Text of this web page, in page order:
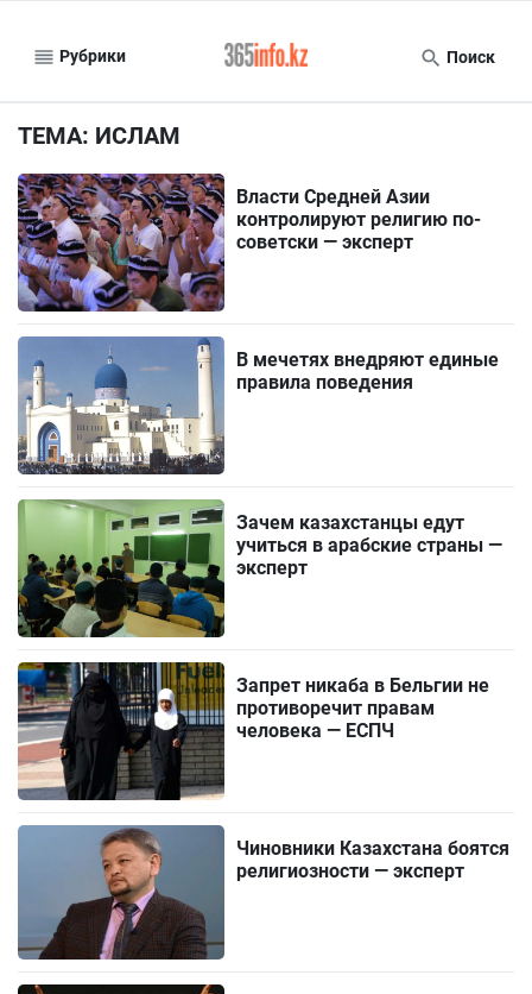
Рубрики Поиск
ТЕМА: ИСЛАМ
Власти Средней Азии
контролируют религию по-
советски — эксперт
В мечетях внедряют единые
правила поведения
Зачем казахстанцы едут
учиться в арабские страны —
эксперт
Запрет никаба в Бельгии не
противоречит правам
человека — ЕСПЧ
Чиновники Казахстана боятся
религиозности — эксперт